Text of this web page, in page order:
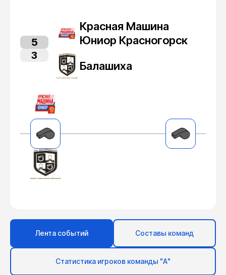
Красная Машина
Юниор Красногорск
5
3
Балашиха
Лента событий Составы команд
Статистика игроков команды "А"